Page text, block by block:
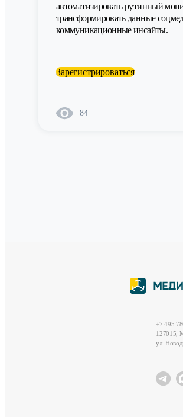
автоматизировать рутинный
трансформировать данные
коммуникационные инсайты.
Зарегистрироваться
84
+7 495
127015,
ул.